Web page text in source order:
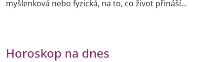
myšlenková nebo fyzická, na to, co život přináší...
Horoskop na dnes